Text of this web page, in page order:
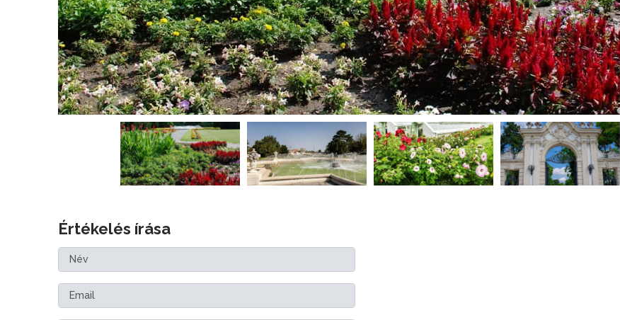
Értékelés írása